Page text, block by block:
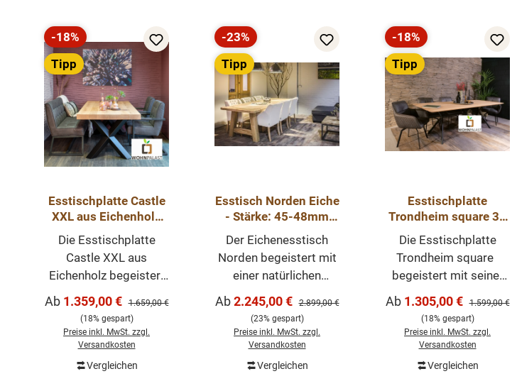
Rabatt
-18%
Tipp
Esstischplatte Castle
XXL aus Eichenholz
80 mm Stark
Die Esstischplatte
Castle XXL aus
Eichenholz begeistert
mit einer natürlichen
Oberfläche und einer
schönen Maserung. Die
Platte ist 80 mm stark
(40+40 mm
Verkaufspreis:
Ab 1.359,00 € Regulärer Preis:
1.659,00 €
(18% gespart)
Preise inkl. MwSt. zzgl.
Versandkosten
Vergleichen
Rabatt
-23%
Tipp
Esstisch Norden Eiche
- Stärke: 45-48mm
Eichentisch massiv
mit Holzgestell
Der Eichenesstisch
Norden begeistert mit
einer natürlichen
Oberfläche und einer
schönen Maserung. Die
Plattenstärke der
Esstischplatte liegt
zwischen 45-48 mm.
Verkaufspreis:
Ab2.245,00 € Regulärer Preis:
2.899,00 €
(23% gespart)
Preise inkl. MwSt. zzgl.
Versandkosten
Vergleichen
Rabatt
-18%
Tipp
Esstischplatte
Trondheim square 30
mm Stark aus
Eichenholz mit
Schweizerkante
Die Esstischplatte
Trondheim square
begeistert mit seiner
natürlichen Oberfläche
besteht aus massiven
Eichenholz. Die Platte
ist glatt geschliffen, 30
mm stark und hat eine
Verkaufspreis:
Ab 1.305,00 € Regulärer
1.599,00 €
(18% gespart)
Preise inkl. MwSt. zzgl.
Versandkosten
Vergleichen